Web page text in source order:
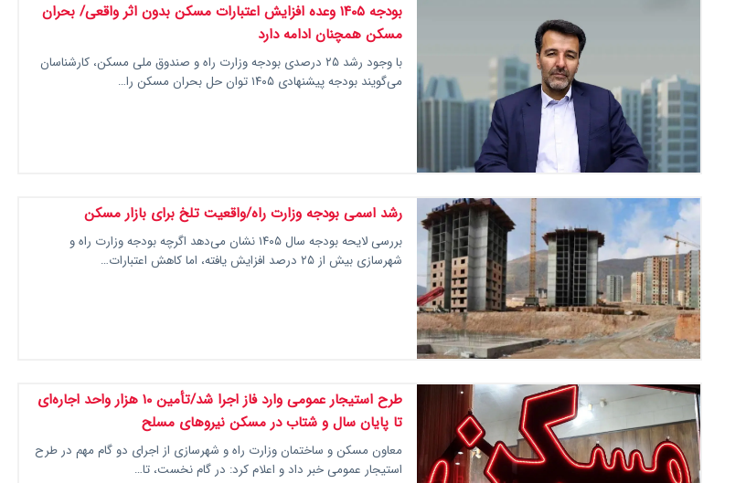
بودجه ۱۴۰۵ وعده افزایش اعتبارات مسکن بدون اثر واقعی/ بحران
مسکن همچنان ادامه دارد
با وجود رشد ۲۵ درصدی بودجه وزارت راه و صندوق ملی مسکن، کارشناسان
می‌گویند بودجه پیشنهادی ۱۴۰۵ توان حل بحران مسکن را…
رشد اسمی بودجه وزارت راه/واقعیت تلخ برای بازار مسکن
بررسی لایحه بودجه سال ۱۴۰۵ نشان می‌دهد اگرچه بودجه وزارت راه و
شهرسازی بیش از ۲۵ درصد افزایش یافته، اما کاهش اعتبارات…
طرح استیجار عمومی وارد فاز اجرا شد/تأمین ۱۰ هزار واحد اجاره‌ای
تا پایان سال و شتاب در مسکن نیروهای مسلح
معاون مسکن و ساختمان وزارت راه و شهرسازی از اجرای دو گام مهم در طرح
استیجار عمومی خبر داد و اعلام کرد: در گام نخست، تا…